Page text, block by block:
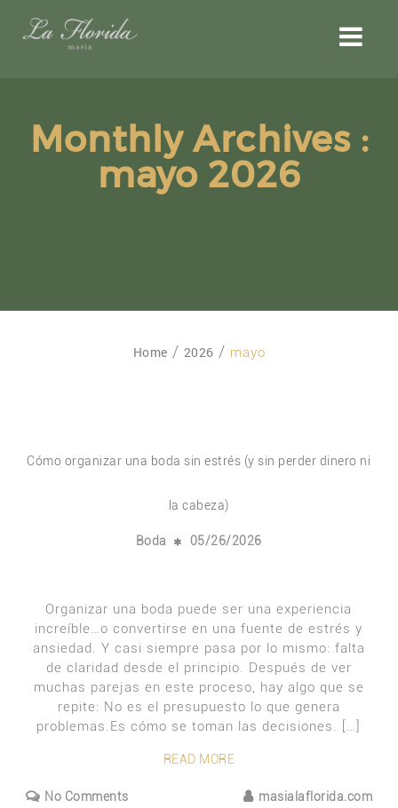
Monthly Archives :
mayo 2026
Home 2026 mayo
Cómo organizar una boda sin estrés (y sin perder dinero ni
la cabeza)
Boda 05/26/2026
Organizar una boda puede ser una experiencia
increíble…o convertirse en una fuente de estrés y
ansiedad. Y casi siempre pasa por lo mismo: falta
de claridad desde el principio. Después de ver
muchas parejas en este proceso, hay algo que se
repite: No es el presupuesto lo que genera
problemas.Es cómo se toman las decisiones. […]
READ MORE
No Comments masialaflorida.com